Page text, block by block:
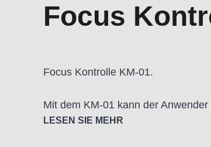
Focus
Focus Kontrolle KM-01.
Mit dem KM-01 kann der
Fokus betätigen zu müssen.
LESEN SIE MEHR